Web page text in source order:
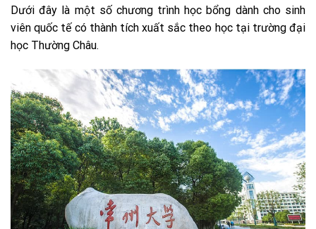
Dưới đây là một số chương trình học bổng dành cho sinh
viên quốc tế có thành tích xuất sắc theo học tại trường đại
học Thường Châu.